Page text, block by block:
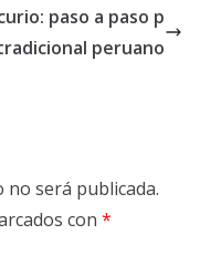
paso a paso p
peruano
será publicada.
con *